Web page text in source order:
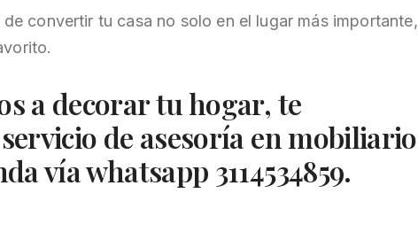
convertir tu casa no solo en el lugar más importante,
a decorar tu hogar, te
de asesoría en mobiliario
vía whatsapp 3114534859.